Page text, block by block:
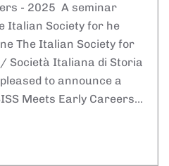
- 2025 A seminar
Italian Society for he
The Italian Society for
Società Italiana di Storia
to announce a
Meets Early Careers…